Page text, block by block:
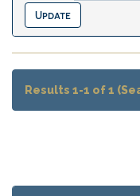
Results 1-1 of 1